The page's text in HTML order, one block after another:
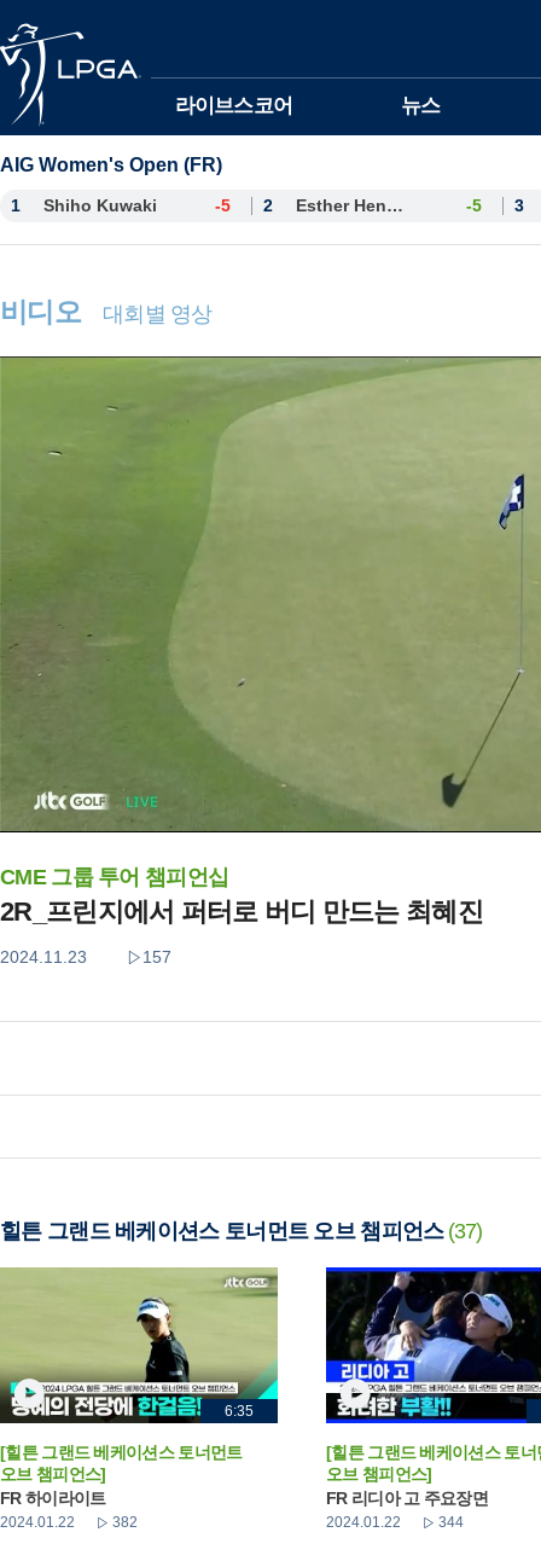
라이브스코어 뉴스
AIG Women's Open (FR)
1 Shiho Kuwaki -5 2 Esther Henseleit -5 3
비디오 대회별 영상
CME 그룹 투어 챔피언십
2R_프린지에서 퍼터로 버디 만드는 최혜진
2024.11.23 157
힐튼 그랜드 베케이션스 토너먼트 오브 챔피언스 (37)
6:35
[힐튼 그랜드 베케이션스 토너먼트
오브 챔피언스]
FR 하이라이트
2024.01.22 382
[힐튼 그랜드 베케이션스 토너
오브 챔피언스]
FR 리디아 고 주요장면
2024.01.22 344